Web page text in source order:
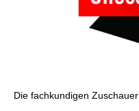
Die fachkundigen Zuschauer